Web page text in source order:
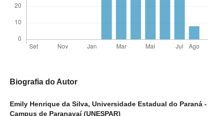
Biografia do Autor
Emily Henrique da Silva, Universidade Estadual do Paraná -
Campus de Paranavaí (UNESPAR)